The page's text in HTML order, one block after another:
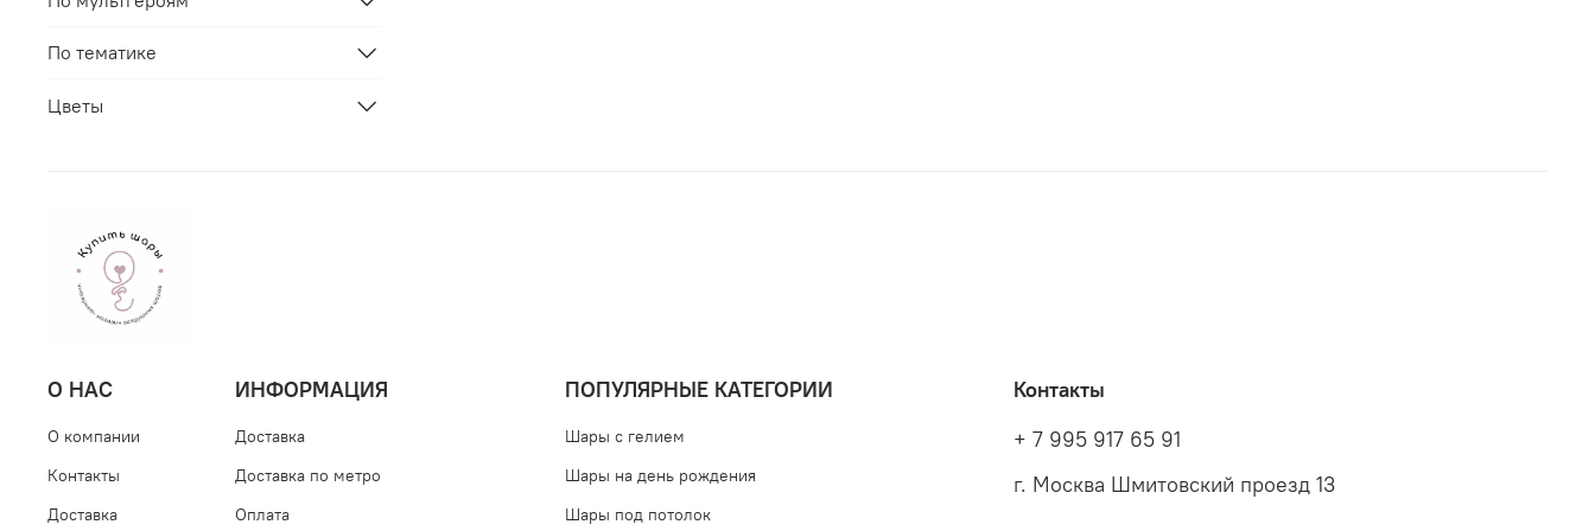
По тематике
Цветы
О НАС
О компании
Контакты
Доставка
ИНФОРМАЦИЯ
Доставка
Доставка по метро
Оплата
ПОПУЛЯРНЫЕ КАТЕГОРИИ
Шары с гелием
Шары на день рождения
Шары под потолок
Контакты
+ 7 995 917 65 91
г. Москва Шмитовский проезд 13